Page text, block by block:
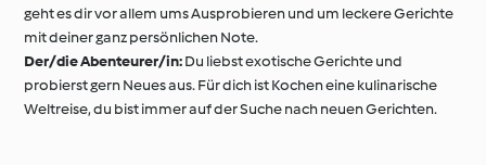
geht es dir vor allem ums Ausprobieren und um leckere Gerichte
mit deiner ganz persönlichen Note.
Der/die Abenteurer/in:Du liebst exotische Gerichte und
probierst gern Neues aus. Für dich ist Kochen eine kulinarische
Weltreise, du bist immer auf der Suche nach neuen Gerichten.